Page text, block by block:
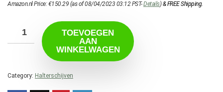
Amazon.nl Price:€150.29 (as of 08/04/2023 03:12 PST-Details)&FREE Shipping.
TOEVOEGEN
AAN
WINKELWAGEN
Category: Halterschijven